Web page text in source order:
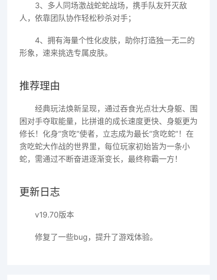
3、多人同场激战蛇蛇战场，携手队友歼灭敌
人，依靠团队协作轻松秒杀对手；
4、拥有海量个性化皮肤，助你打造独一无二的
形象，速来挑选专属皮肤。
推荐理由
经典玩法焕新呈现，通过吞食光点壮大身躯、围
困对手夺取能量，比拼谁的成长速度更快、身躯更为
修长！化身“贪吃”使者，立志成为最长“贪吃蛇”！在
贪吃蛇大作战的世界里，每位玩家初始皆为一条小
蛇，需通过不断奋进逐渐变长，最终称霸一方！
更新日志
v19.70版本
修复了一些bug，提升了游戏体验。